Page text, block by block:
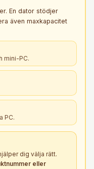
En dator stödjer
även maxkapacitet
mini-PC.
PC.
dig välja rätt.
eller